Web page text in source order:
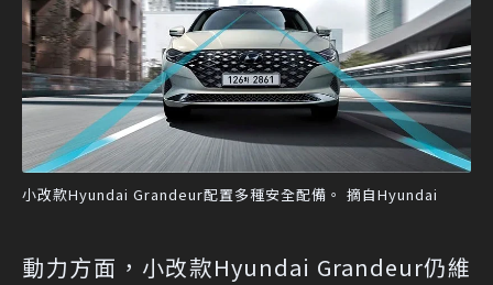
小改款Hyundai Grandeur配置多種安全配備。 摘自Hyundai
動力方面，小改款Hyundai Grandeur仍維